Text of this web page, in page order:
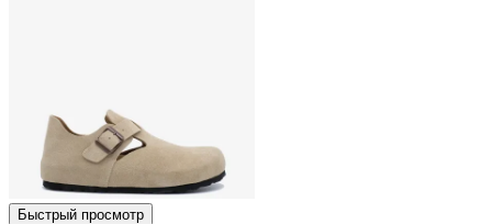
Быстрый просмотр